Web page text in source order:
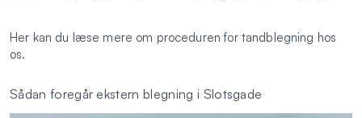
Her kan du læse mere om proceduren for tandblegning hos
os.
Sådan foregår ekstern blegning i Slotsgade